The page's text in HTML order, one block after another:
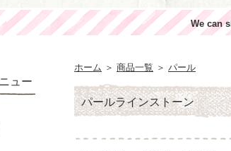
We can
ホーム ＞ 商品一覧 ＞ パール
パールラインストーン
ュー